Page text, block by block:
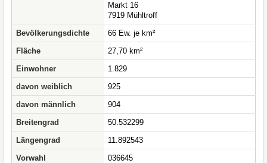
Markt 16
7919 Mühltroff
Bevölkerungsdichte
66 Ew. je km²
Fläche
27,70 km²
Einwohner
1.829
davon weiblich
925
davon männlich
904
Breitengrad
50.532299
Längengrad
11.892543
Vorwahl
036645